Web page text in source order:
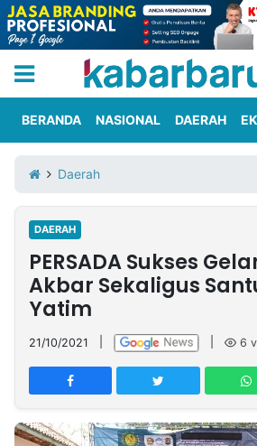
Iklan
Berita
Kami
Nasional
International
Olahraga
Entertainment
Daerah
Pariwisata
Kuliner
Kolom
Network
PT
TREETAN
INDONESIA
BERANDA NASIONAL DAERAH
Daerah
DAERAH
PERSADA Sukses
Akbar Sekaligus
Yatim
21/10/2021 6